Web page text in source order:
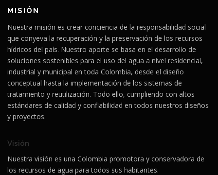
MISIÓN
Nuestra misión es crear conciencia de la responsabilidad social
que conyeva la recuperación y la preservación de los recursos
hídricos del país. Nuestro aporte se basa en el desarrollo de
soluciones sostenibles para el uso del agua a nivel residencial,
industrial y municipal en toda Colombia, desde el diseño
conceptual hasta la implementación de los sistemas de
tratamiento y reutilización. Todo ello, cumpliendo con altos
estándares de calidad y confiabilidad en todos nuestros diseños
y proyectos.
Visión
Nuestra visión es una Colombia promotora y conservadora de
los recursos de agua para todos sus habitantes.